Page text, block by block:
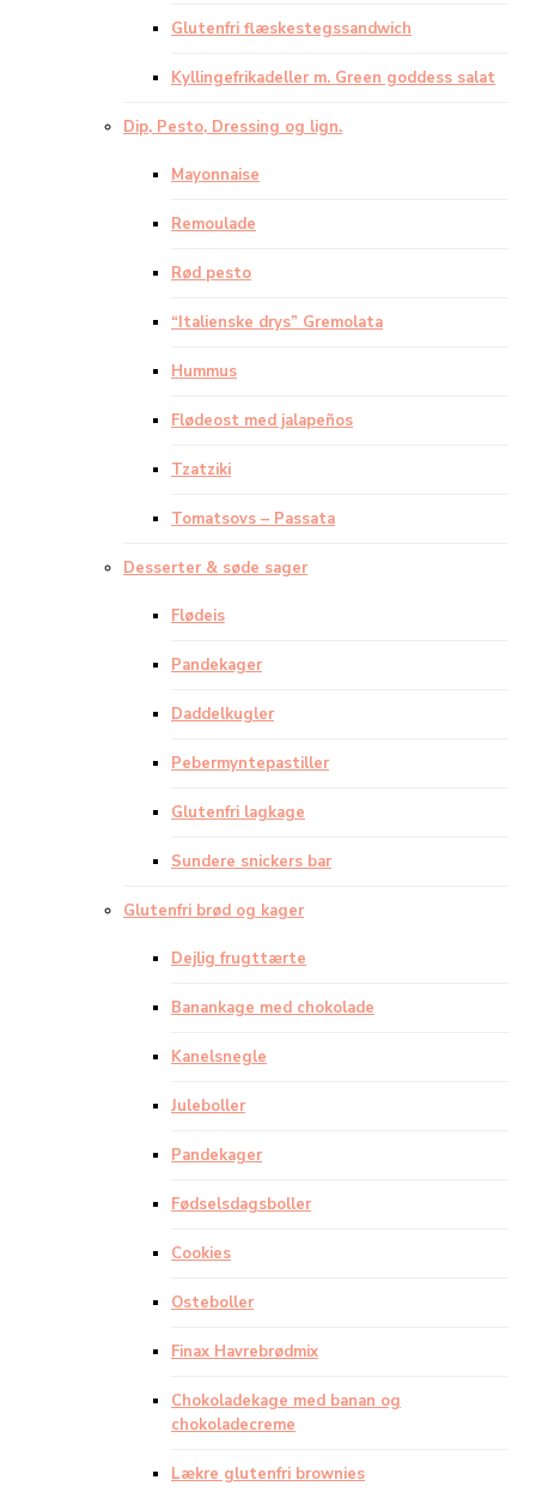
Glutenfri flæskestegssandwich
Kyllingefrikadeller m. Green goddess salat
Dip, Pesto, Dressing og lign.
Mayonnaise
Remoulade
Rød pesto
“Italienske drys” Gremolata
Hummus
Flødeost med jalapeños
Tzatziki
Tomatsovs – Passata
Desserter & søde sager
Flødeis
Pandekager
Daddelkugler
Pebermyntepastiller
Glutenfri lagkage
Sundere snickers bar
Glutenfri brød og kager
Dejlig frugttærte
Banankage med chokolade
Kanelsnegle
Juleboller
Pandekager
Fødselsdagsboller
Cookies
Osteboller
Finax Havrebrødmix
Chokoladekage med banan og
chokoladecreme
Lækre glutenfri brownies